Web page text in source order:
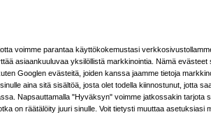
Sony HDC-3100 studiokamera jossa SMPTE
kuituliitäntä
voimme parantaa käyttökokemustasi
asiaankuuluvaa yksilöllistä markkinointia. Nämä evästeet
Googlen evästeitä, joiden kanssa jaamme tietoja
aina sitä sisältöä, josta olet todella kiinnostunut, jotta
Napsauttamalla "Hyväksyn" voimme jatkossakin tarjota
on räätälöity juuri sinulle. Voit tietysti muuttaa asetuksiasi